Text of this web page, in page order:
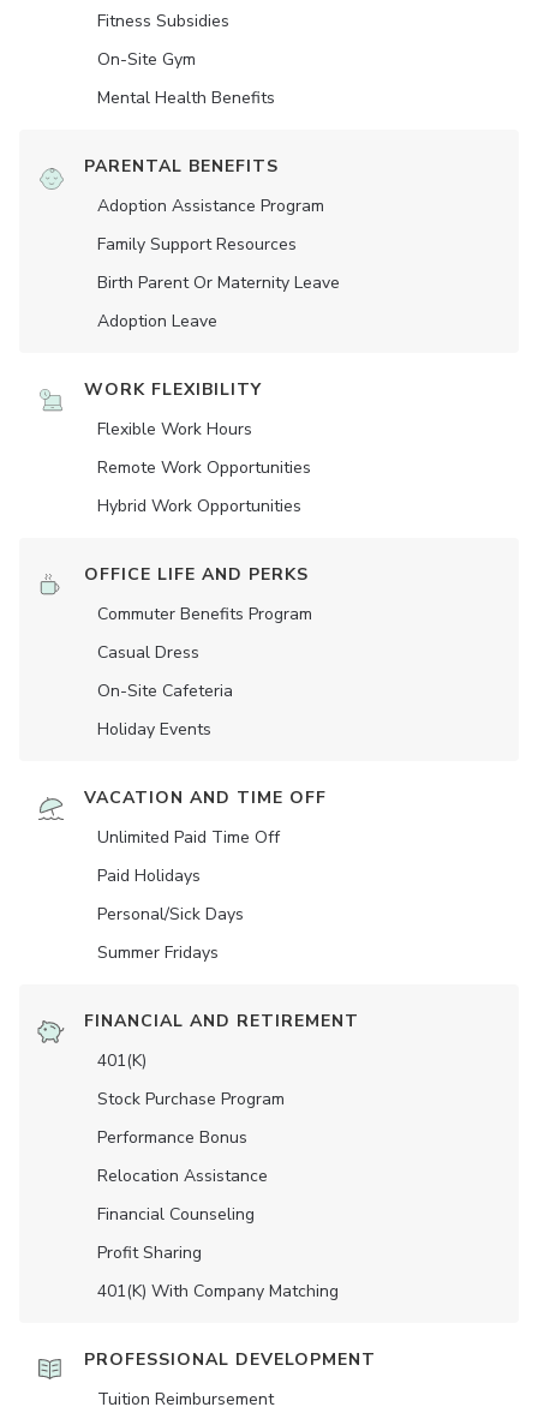
Fitness Subsidies
On-Site Gym
Mental Health Benefits
PARENTAL BENEFITS
Adoption Assistance Program
Family Support Resources
Birth Parent Or Maternity Leave
Adoption Leave
WORK FLEXIBILITY
Flexible Work Hours
Remote Work Opportunities
Hybrid Work Opportunities
OFFICE LIFE AND PERKS
Commuter Benefits Program
Casual Dress
On-Site Cafeteria
Holiday Events
VACATION AND TIME OFF
Unlimited Paid Time Off
Paid Holidays
Personal/Sick Days
Summer Fridays
FINANCIAL AND RETIREMENT
401(K)
Stock Purchase Program
Performance Bonus
Relocation Assistance
Financial Counseling
Profit Sharing
401(K) With Company Matching
PROFESSIONAL DEVELOPMENT
Tuition Reimbursement